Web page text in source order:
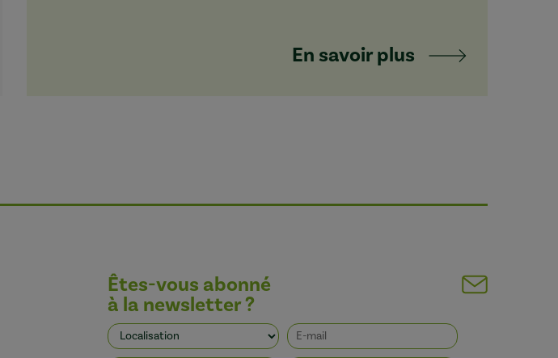
En savoir plus
Êtes-vous abonné
à la newsletter ?